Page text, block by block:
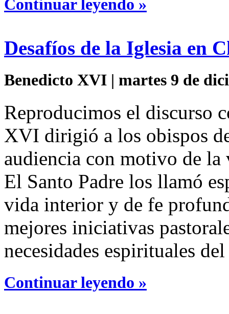
Continuar leyendo »
Desafíos de la Iglesia en
Benedicto XVI | martes 9 de
Reproducimos el discurso
XVI dirigió a los obispos
audiencia con motivo de
El Santo Padre los llamó
vida interior y de fe
mejores iniciativas
necesidades espirituales
Continuar leyendo »